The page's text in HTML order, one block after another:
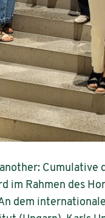
im Rahmen des
dem